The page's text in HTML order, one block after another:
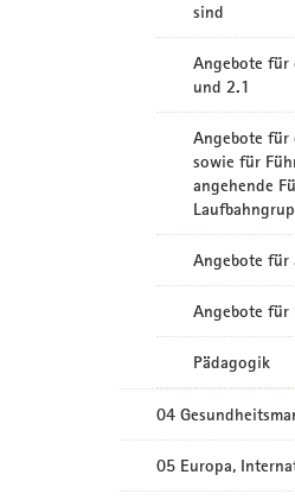
sind
Angebote für
und 2.1
Angebote für
sowie für
angehende
Angebote für
Angebote für
Pädagogik
04
05 Europa,